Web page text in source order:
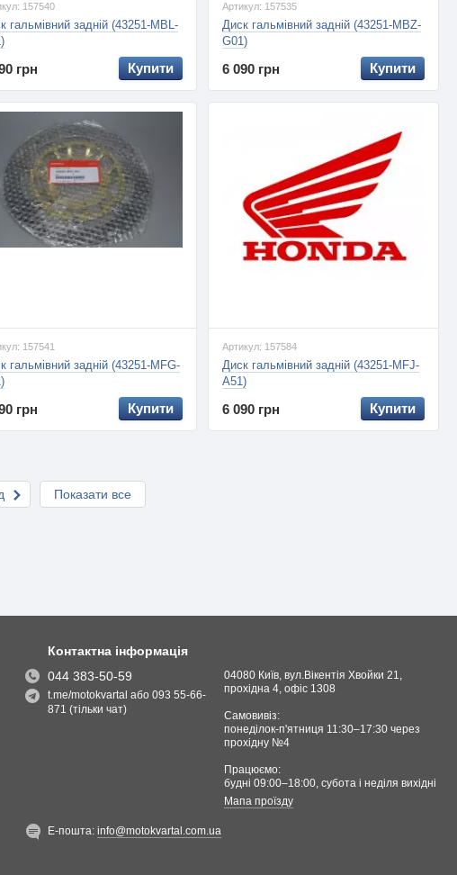
157540
гальмівний задній (43251-MBL-
грн Купити
Артикул: 157535
Диск гальмівний задній (43251-MBZ-
G01)
6 090 грн Купити
157541
гальмівний задній (43251-MFG-
грн Купити
Артикул: 157584
Диск гальмівний задній (43251-MFJ-
A51)
6 090 грн Купити
Показати все
Контактна інформація
044 383-50-59
t.me/motokvartal або 093 55-66-
871 (тільки чат)
04080 Київ, вул.Вікентія Хвойки 21,
прохідна 4, офіс 1308
Самовивіз:
понеділок-п'ятниця 11:30–17:30 через
прохідну №4
Працюємо:
будні 09:00–18:00, cубота і неділя вихідні
Мапа проїзду
Е-пошта:info@motokvartal.com.ua